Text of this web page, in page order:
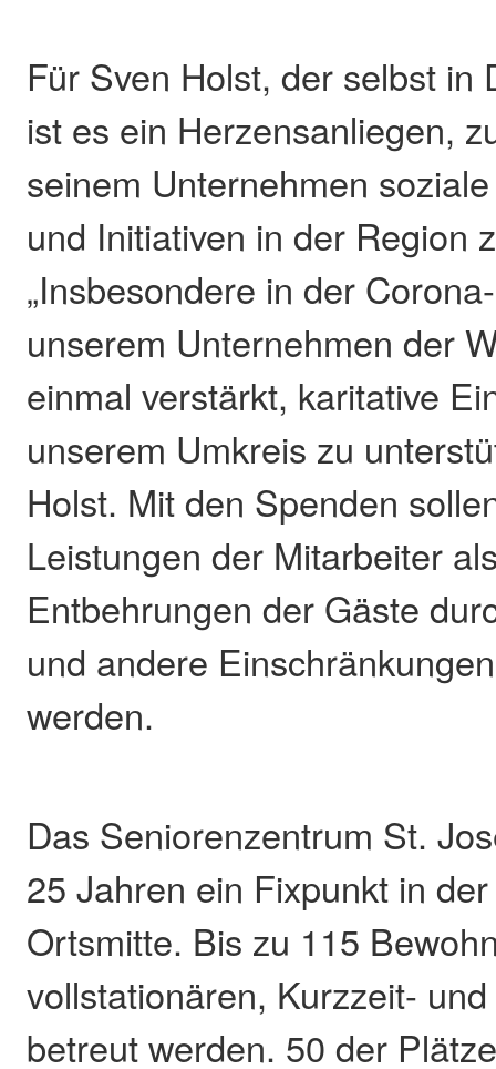
Für Sven Holst, der selbst in
ist es ein Herzensanliegen,
seinem Unternehmen
und Initiativen in der Region
„Insbesondere in der
unserem Unternehmen der
einmal verstärkt, karitative
unserem Umkreis zu
Holst. Mit den Spenden
Leistungen der Mitarbeiter
Entbehrungen der Gäste
und andere
werden.
Das Seniorenzentrum St.
25 Jahren ein Fixpunkt in
Ortsmitte. Bis zu 115
vollstationären, Kurzzeit-
betreut werden. 50 der